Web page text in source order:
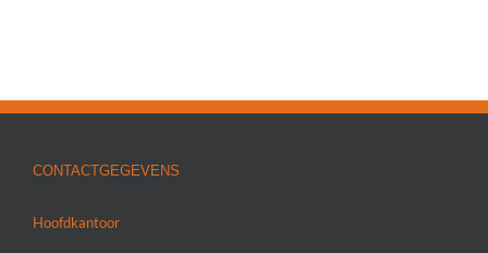
CONTACTGEGEVENS
Hoofdkantoor